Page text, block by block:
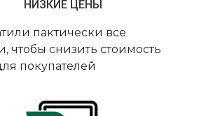
НИЗКИЕ ЦЕНЫ
пактически все
чтобы снизить стоимость
покупателей